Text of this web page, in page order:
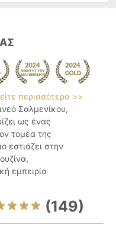
περισσότερα >>
Σαλμενίκου,
ως ένας
τομέα της
εστιάζει στην
εμπειρία
(149)